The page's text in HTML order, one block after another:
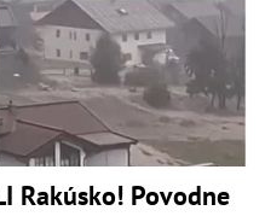
Rakúsko! Povodne